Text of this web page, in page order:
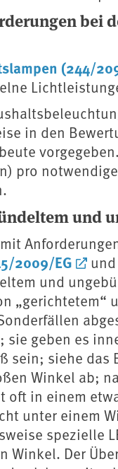
bei
(244/
in den
pro
und
mit
2009/EG und
und
„gerichtetem“
geben es
sein; siehe
Winkel ab;
oft in einem
unter einem
spezielle
Winkel. Der